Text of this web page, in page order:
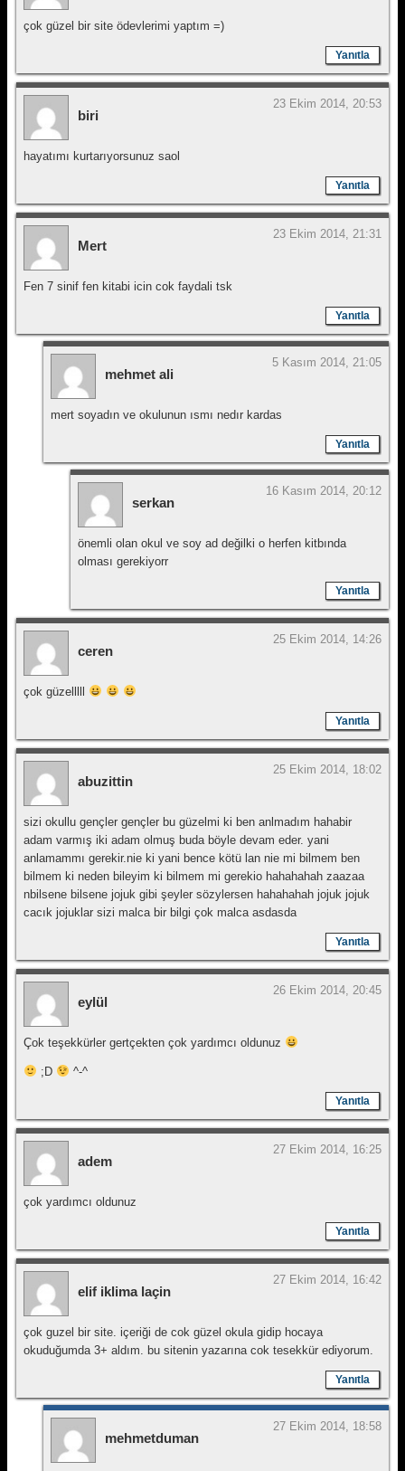
çok güzel bir site ödevlerimi yaptım =)
Yanıtla
biri
23 Ekim 2014, 20:53
hayatımı kurtarıyorsunuz saol
Yanıtla
Mert
23 Ekim 2014, 21:31
Fen 7 sinif fen kitabi icin cok faydali tsk
Yanıtla
mehmet ali
5 Kasım 2014, 21:05
mert soyadın ve okulunun ısmı nedır kardas
Yanıtla
serkan
16 Kasım 2014, 20:12
önemli olan okul ve soy ad değilki o herfen kitbında
olması gerekiyorr
Yanıtla
ceren
25 Ekim 2014, 14:26
çok güzelllll
Yanıtla
abuzittin
25 Ekim 2014, 18:02
sizi okullu gençler gençler bu güzelmi ki ben anlmadım hahabir
adam varmış iki adam olmuş buda böyle devam eder. yani
anlamammı gerekir.nie ki yani bence kötü lan nie mi bilmem ben
bilmem ki neden bileyim ki bilmem mi gerekio hahahahah zaazaa
nbilsene bilsene jojuk gibi şeyler sözylersen hahahahah jojuk jojuk
cacık jojuklar sizi malca bir bilgi çok malca asdasda
Yanıtla
eylül
26 Ekim 2014, 20:45
Çok teşekkürler gertçekten çok yardımcı oldunuz
;D ^-^
Yanıtla
adem
27 Ekim 2014, 16:25
çok yardımcı oldunuz
Yanıtla
elif iklima laçin
27 Ekim 2014, 16:42
çok guzel bir site. içeriği de cok güzel okula gidip hocaya
okuduğumda 3+ aldım. bu sitenin yazarına cok tesekkür ediyorum.
Yanıtla
mehmetduman
27 Ekim 2014, 18:58